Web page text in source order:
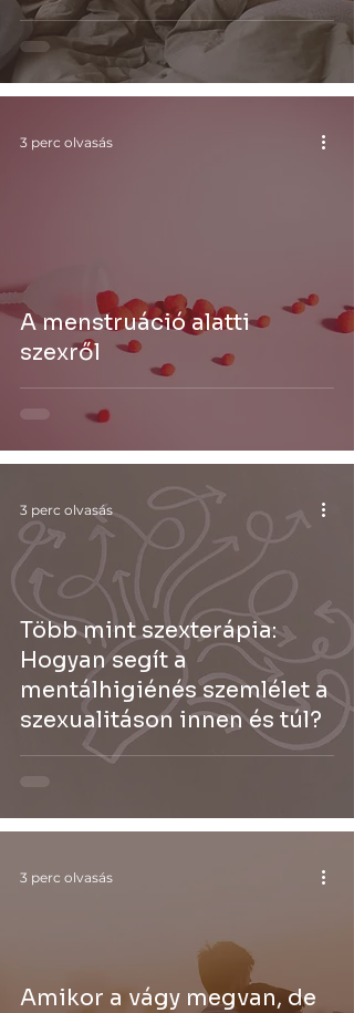
A menstruáció alatti
szexről
3 perc olvasás
Több mint szexterápia:
Hogyan segít a
mentálhigiénés szemlélet a
szexualitáson innen és túl?
3 perc olvasás
Amikor a vágy megvan, de
3 perc olvasás